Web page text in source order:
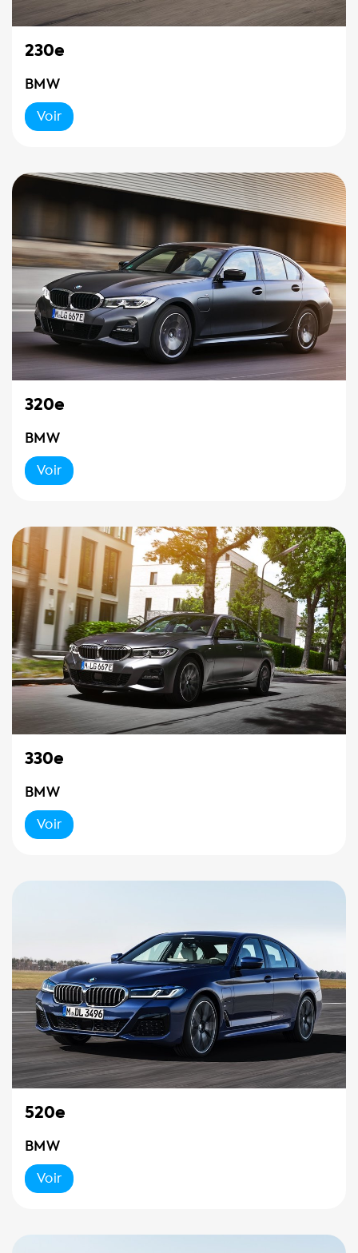
230e
BMW
Voir
320e
BMW
Voir
330e
BMW
Voir
520e
BMW
Voir